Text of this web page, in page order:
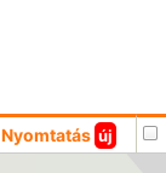
Nyomtatás új